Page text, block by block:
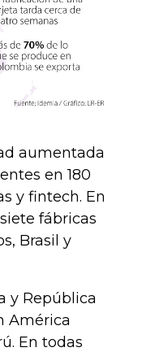
aumentada
en 180
y fintech. En
fábricas
Brasil y
y República
América
En todas